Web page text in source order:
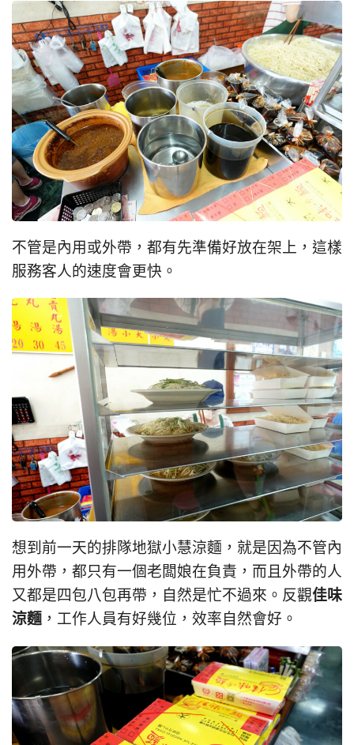
不管是內用或外帶，都有先準備好放在架上，這樣
服務客人的速度會更快。
想到前一天的排隊地獄小慧涼麵，就是因為不管內
用外帶，都只有一個老闆娘在負責，而且外帶的人
又都是四包八包再帶，自然是忙不過來。反觀佳味
涼麵 ，工作人員有好幾位，效率自然會好。